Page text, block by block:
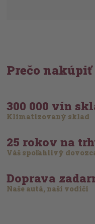
Prečo nakúpiť
300 000 vín
Klimatizovaný sklad
25 rokov na
Váš spoľahlivý
Doprava
Naše autá, naši vodiči